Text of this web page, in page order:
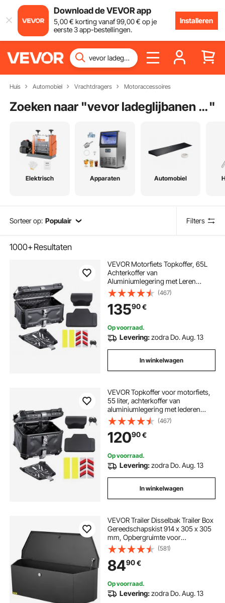
Download de VEVOR app
5,00€ korting vanaf99,00€ op je
eerste 3 app-bestellingen.
Installeren
Huis Automobiel Vrachtdragers Motoraccessoires
Zoeken naar " vevor ladeglijbanen met slot"
Elektrisch Apparaten Automobiel
Sorteer op: Populair Filters
1000+Resultaten
VEVOR Motorfiets Topkoffer, 65L
Achterkoffer van
Aluminiumlegering met Leren
Voering, Afneembare Motorfiets
Topkoffer met Slot & Rugkussen,
Helmhoes (565 x 500 x 380 mm)
Zwart
(467)
13590€
Op voorraad.
Levering:zodra Do. Aug. 13
In winkelwagen
VEVOR Topkoffer voor motorfiets,
55 liter, achterkoffer van
aluminiumlegering met lederen
voering, afneembare topkoffer met
slot en rugleuning, helmhoes (470 x
430 x 367 mm) zwart
(467)
12090€
Op voorraad.
Levering:zodra Do. Aug. 13
In winkelwagen
VEVOR Trailer Disselbak Trailer Box
Gereedschapskist 914 x 305 x 305
mm, Opbergruimte voor
aanhangwagens van koolstofstaal
met slot en sleutels,
Gereedschapskist voor
aanhangwagens met disselbak
voor campers etc.
(581)
8490€
Op voorraad.
Levering:zodra Do. Aug. 13